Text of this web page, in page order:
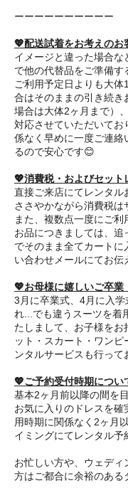
ーーーーーーーーーー
💖配送試着をお考えのお
イメージと違った場合
で他の代替品をご準備
ご利用予定日よりも大
合はそのままの引き続
場合は大体2ヶ月まで）
対応させていただいてお
係なく早めに一度ご連
るので安心です😊
💖消費税・およびセット
直接ご来店にてレンタル
ささやかながら消費税は
また、複数点一度にご
お品につきましては、
でそのまま全てカートに
い合わせメールにてお伝
💖お母様に嬉しいご卒業
3月に卒業式、4月に入
れ...でも違うスーツを着
たしまして、お子様を
ット・スカート・ワン
ンタルサービスも行って
💖ご予約受付時期につい
基本2ヶ月前以降の間を
お気に入りのドレスを確
用時期に関係なく2ヶ月
イミングにてレンタル予
お忙しい方や、ウェデ
方はご都合に余裕のあ